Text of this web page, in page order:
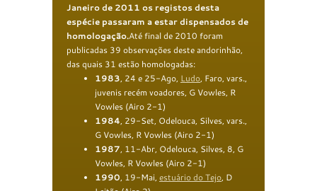
Janeiro de 2011 os registos desta
espécie passaram a estar dispensados de
homologação.Até final de 2010 foram
publicadas 39 observações deste andorinhão,
das quais 31 estão homologadas:
1983, 24 e 25-Ago, Ludo, Faro, vars.,
juvenis recém voadores, G Vowles, R
Vowles (Airo 2-1)
1984, 29-Set, Odelouca, Silves, vars.,
G Vowles, R Vowles (Airo 2-1)
1987, 11-Abr, Odelouca, Silves, 8, G
Vowles, R Vowles (Airo 2-1)
1990, 19-Mai, estuário do Tejo, D